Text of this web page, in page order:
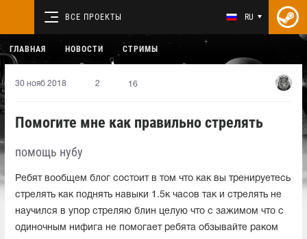
ВСЕ ПРОЕКТЫ RU
ГЛАВНАЯ НОВОСТИ СТРИМЫ
30 нояб 2018 2 16
Помогите мне как правильно стрелять
помощь нубу
Ребят вообщем блог состоит в том что как вы тренируетесь
стрелять как поднять навыки 1.5к часов так и стрелять не
научился в упор стреляю блин целую что с зажимом что с
одиночным нифига не помогает ребята обзывайте раком